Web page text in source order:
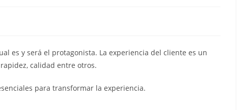
es y será el protagonista. La experiencia del cliente es un
calidad entre otros.
para transformar la experiencia.